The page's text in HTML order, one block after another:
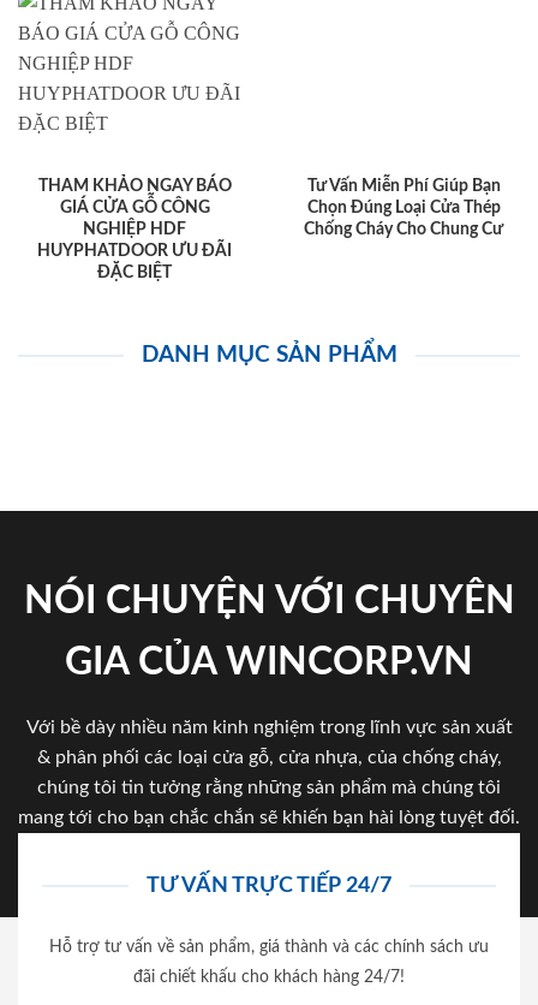
THAM KHẢO NGAY BÁO
GIÁ CỬA GỖ CÔNG
NGHIỆP HDF
HUYPHATDOOR ƯU ĐÃI
ĐẶC BIỆT
Tư Vấn Miễn Phí Giúp Bạn
Chọn Đúng Loại Cửa Thép
Chống Cháy Cho Chung Cư
DANH MỤC SẢN PHẨM
NÓI CHUYỆN VỚI CHUYÊN
GIA CỦA WINCORP.VN
Với bề dày nhiều năm kinh nghiệm trong lĩnh vực sản xuất
& phân phối các loại cửa gỗ, cửa nhựa, của chống cháy,
chúng tôi tin tưởng rằng những sản phẩm mà chúng tôi
mang tới cho bạn chắc chắn sẽ khiến bạn hài lòng tuyệt đối.
TƯ VẤN TRỰC TIẾP 24/7
Hỗ trợ tư vấn về sản phẩm, giá thành và các chính sách ưu
đãi chiết khấu cho khách hàng 24/7!